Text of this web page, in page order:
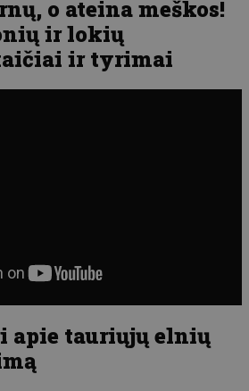
o ateina meškos!
ir lokių
ir tyrimai
apie tauriųjų elnių